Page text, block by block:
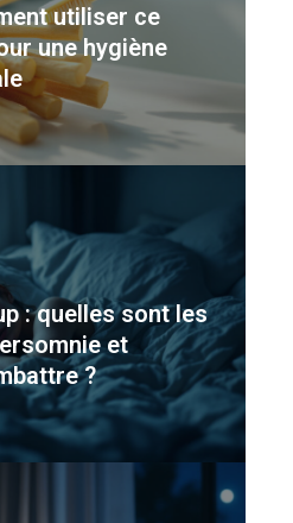
utiliser ce
une hygiène
: quelles sont les
et
?